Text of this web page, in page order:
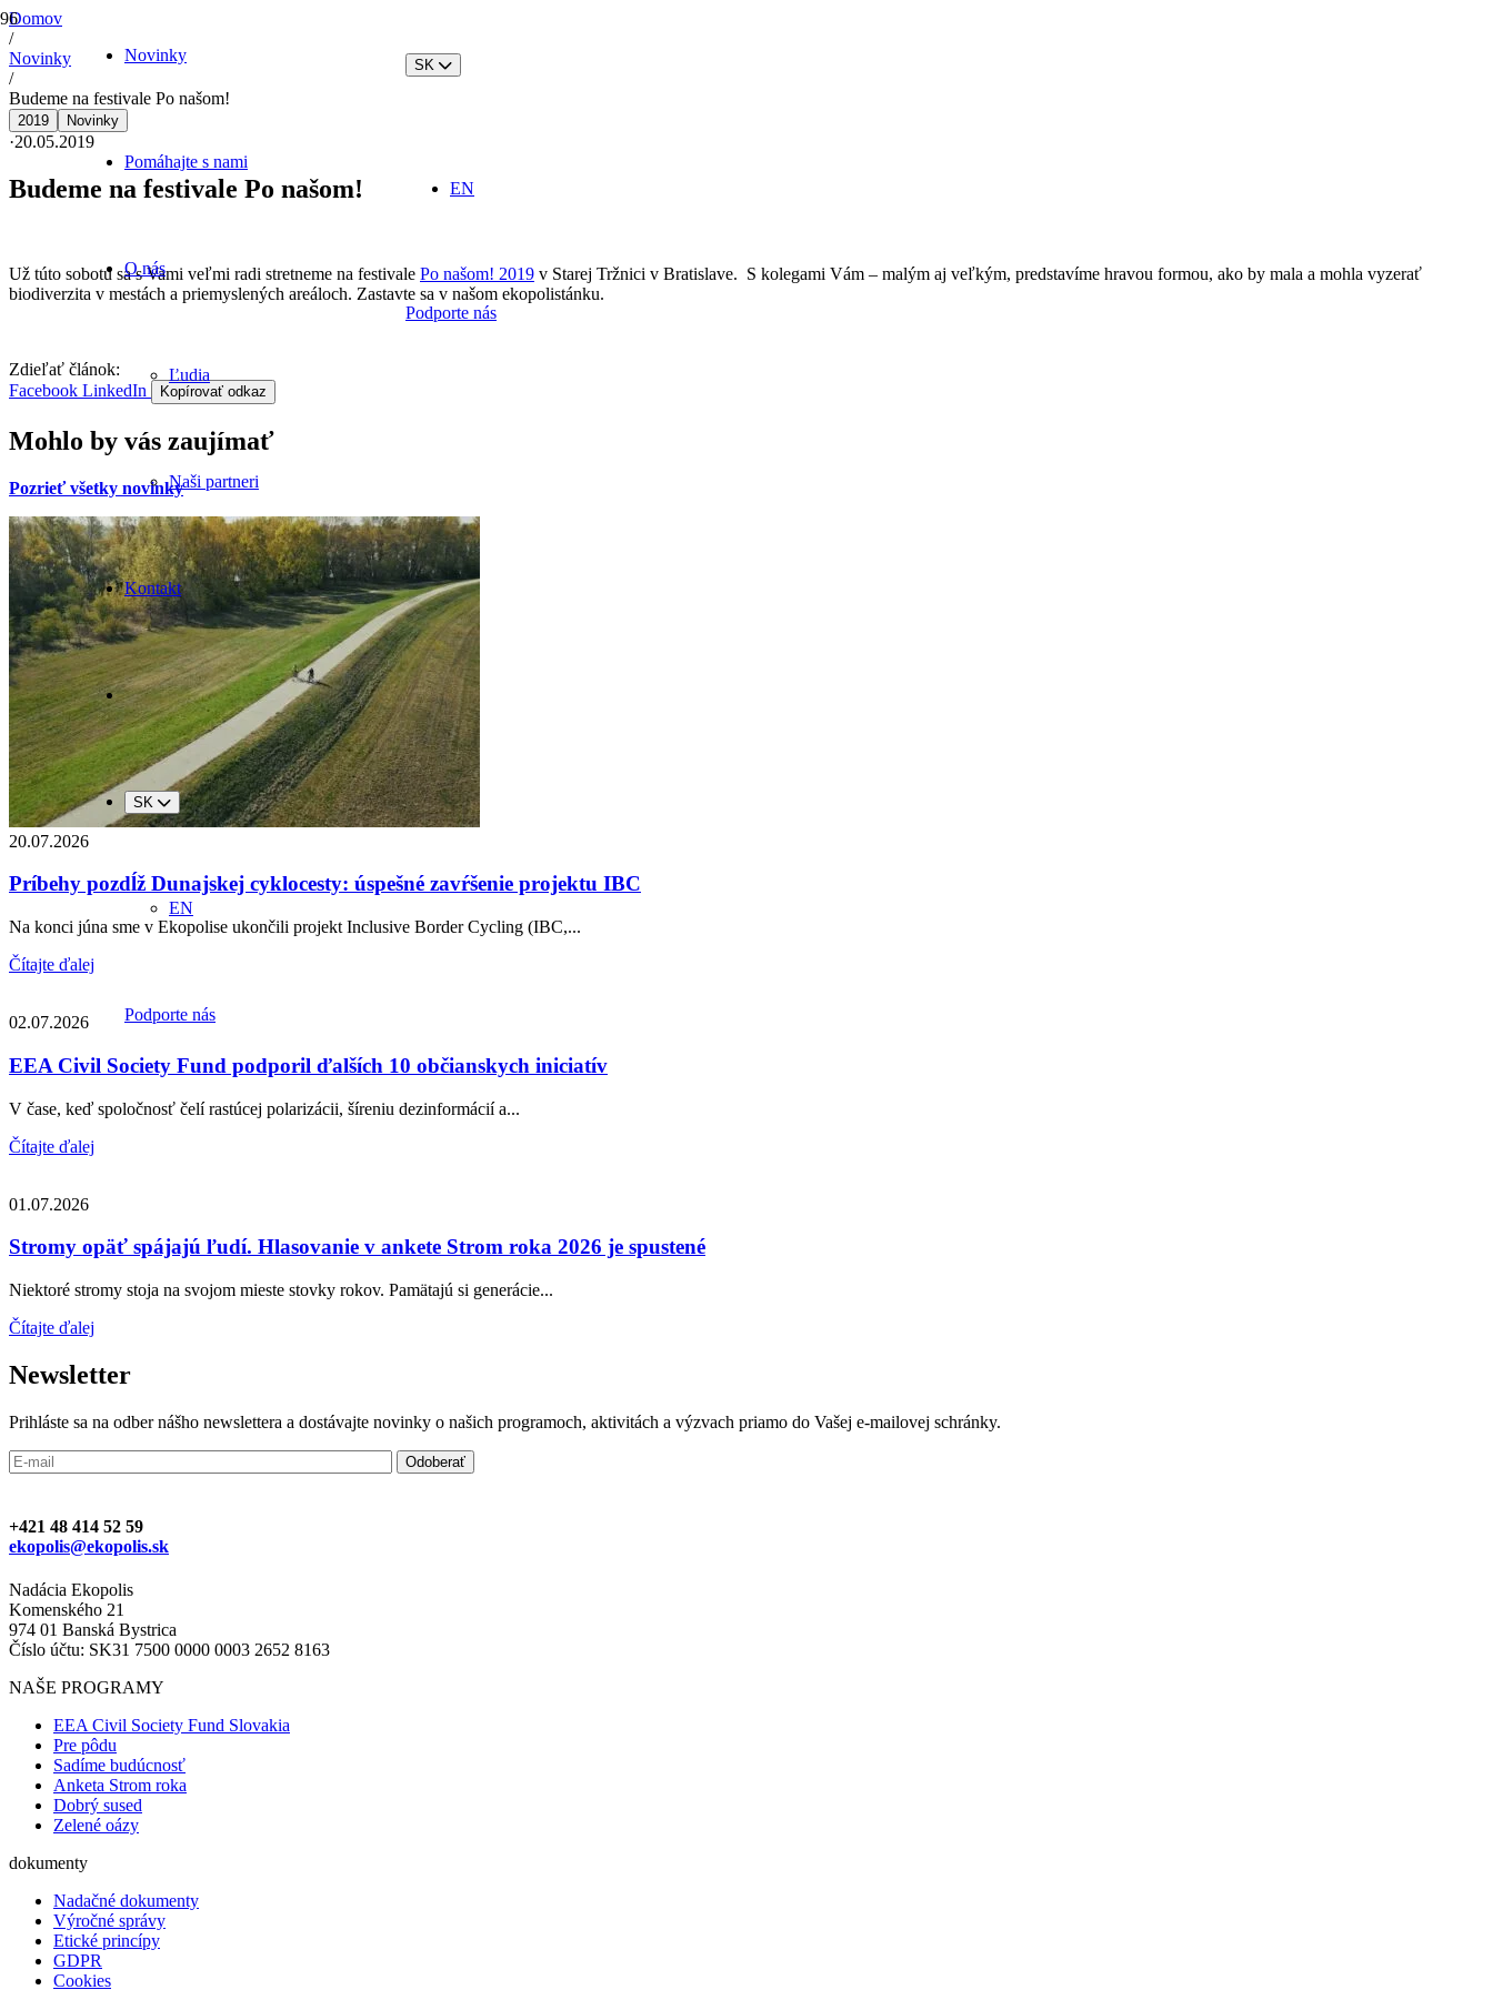
Novinky
Pomáhajte s nami
O nás
Ľudia
Naši partneri
Kontakt
SK
EN
Podporte nás
SK
EN
Podporte nás
Domov
/
Novinky
/
Budeme na festivale Po našom!
2019 Novinky
·20.05.2019
Budeme na festivale Po našom!
Už túto sobotu sa s Vami veľmi radi stretneme na festivale Po našom! 2019 v Starej Tržnici v Bratislave. S kolegami Vám – malým aj veľkým, predstavíme hravou formou, ako by mala a mohla vyzerať
biodiverzita v mestách a priemyslených areáloch. Zastavte sa v našom ekopolistánku.
Zdieľať článok:
Facebook LinkedIn Kopírovať odkaz
Mohlo by vás zaujímať
Pozrieť všetky novinky
20.07.2026
Príbehy pozdĺž Dunajskej cyklocesty: úspešné zavŕšenie projektu IBC
Na konci júna sme v Ekopolise ukončili projekt Inclusive Border Cycling (IBC,...
Čítajte ďalej
02.07.2026
EEA Civil Society Fund podporil ďalších 10 občianskych iniciatív
V čase, keď spoločnosť čelí rastúcej polarizácii, šíreniu dezinformácií a...
Čítajte ďalej
01.07.2026
Stromy opäť spájajú ľudí. Hlasovanie v ankete Strom roka 2026 je spustené
Niektoré stromy stoja na svojom mieste stovky rokov. Pamätajú si generácie...
Čítajte ďalej
Newsletter
Prihláste sa na odber nášho newslettera a dostávajte novinky o našich programoch, aktivitách a výzvach priamo do Vašej e-mailovej schránky.
+421 48 414 52 59
ekopolis@ekopolis.sk
Nadácia Ekopolis
Komenského 21
974 01 Banská Bystrica
Číslo účtu: SK31 7500 0000 0003 2652 8163
NAŠE PROGRAMY
EEA Civil Society Fund Slovakia
Pre pôdu
Sadíme budúcnosť
Anketa Strom roka
Dobrý sused
Zelené oázy
dokumenty
Nadačné dokumenty
Výročné správy
Etické princípy
GDPR
Cookies